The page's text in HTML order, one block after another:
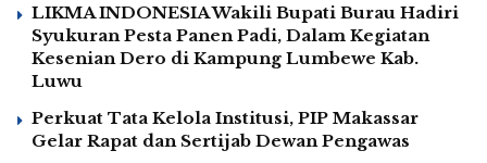
LIKMA INDONESIA Wakili Bupati Burau Hadiri
Syukuran Pesta Panen Padi, Dalam Kegiatan
Kesenian Dero di Kampung Lumbewe Kab.
Luwu
Perkuat Tata Kelola Institusi, PIP Makassar
Gelar Rapat dan Sertijab Dewan Pengawas